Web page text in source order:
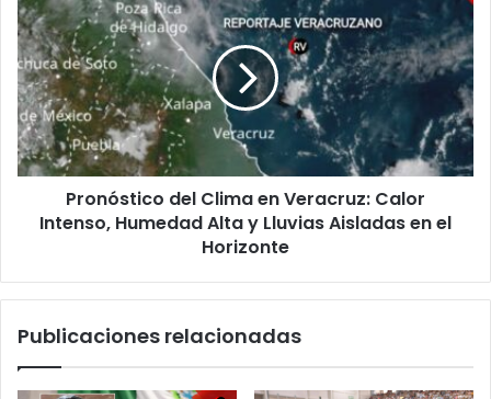
como
delicado
del
Clima
en
Veracruz:
Calor
Intenso,
Humedad
Alta
Lluvias
el
Pronóstico del Clima en Veracruz: Calor
Intenso, Humedad Alta y Lluvias Aisladas en el
Horizonte
Publicaciones relacionadas